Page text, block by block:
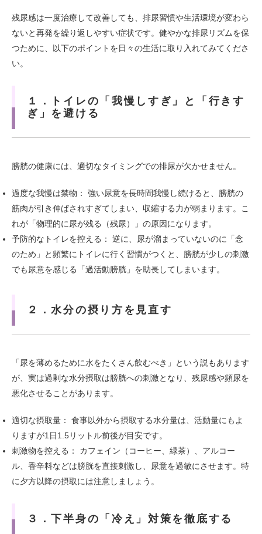
残尿感は一度治療して改善しても、排尿習慣や生活環境が変わら
ないと再発を繰り返しやすい症状です。健やかな排尿リズムを保
つために、以下のポイントを日々の生活に取り入れてみてくださ
い。
１．トイレの「我慢しすぎ」と「行きす
ぎ」を避ける
膀胱の健康には、適切なタイミングでの排尿が欠かせません。
過度な我慢は禁物： 強い尿意を長時間我慢し続けると、膀胱の
筋肉が引き伸ばされすぎてしまい、収縮する力が弱まります。こ
れが「物理的に尿が残る（残尿）」の原因になります。
予防的なトイレを控える： 逆に、尿が溜まっていないのに「念
のため」と頻繁にトイレに行く習慣がつくと、膀胱が少しの刺激
でも尿意を感じる「過活動膀胱」を助長してしまいます。
２．水分の摂り方を見直す
「尿を薄めるために水をたくさん飲むべき」という説もあります
が、実は過剰な水分摂取は膀胱への刺激となり、残尿感や頻尿を
悪化させることがあります。
適切な摂取量： 食事以外から摂取する水分量は、活動量にもよ
りますが1日1.5リットル前後が目安です。
刺激物を控える： カフェイン（コーヒー、緑茶）、アルコー
ル、香辛料などは膀胱を直接刺激し、尿意を過敏にさせます。特
に夕方以降の摂取には注意しましょう。
３．下半身の「冷え」対策を徹底する